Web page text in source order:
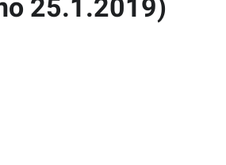
25.1.2019)